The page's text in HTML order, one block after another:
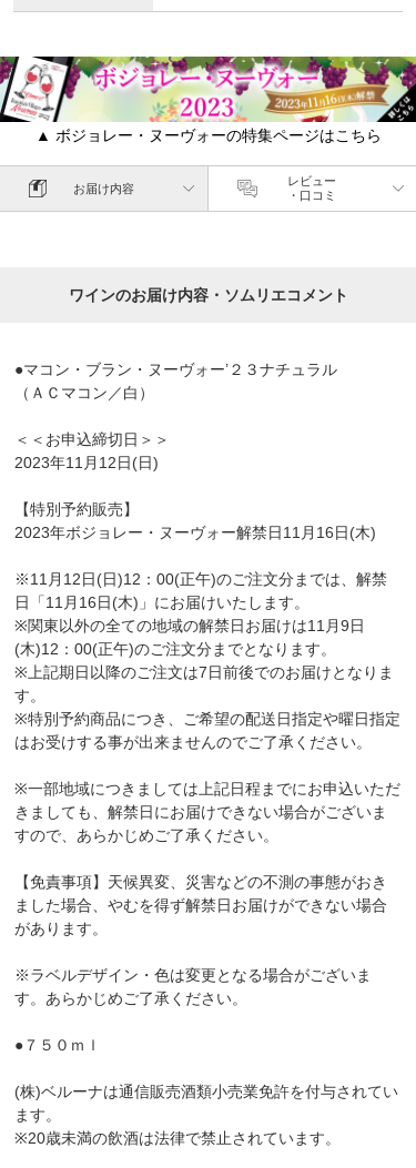
▲ ボジョレー・ヌーヴォーの特集ページはこちら
お届け内容
レビュー
・口コミ
ワインのお届け内容・ソムリエコメント
●マコン・ブラン・ヌーヴォー’２３ナチュラル
（ＡＣマコン／白）
＜＜お申込締切日＞＞
2023年11月12日(日)
【特別予約販売】
2023年ボジョレー・ヌーヴォー解禁日11月16日(木)
※11月12日(日)12：00(正午)のご注文分までは、解禁
日「11月16日(木)」にお届けいたします。
※関東以外の全ての地域の解禁日お届けは11月9日
(木)12：00(正午)のご注文分までとなります。
※上記期日以降のご注文は7日前後でのお届けとなりま
す。
※特別予約商品につき、ご希望の配送日指定や曜日指定
はお受けする事が出来ませんのでご了承ください。
※一部地域につきましては上記日程までにお申込いただ
きましても、解禁日にお届けできない場合がございま
すので、あらかじめご了承ください。
【免責事項】天候異変、災害などの不測の事態がおき
ました場合、やむを得ず解禁日お届けができない場合
があります。
※ラベルデザイン・色は変更となる場合がございま
す。あらかじめご了承ください。
●７５０ｍｌ
(株)ベルーナは通信販売酒類小売業免許を付与されてい
ます。
※20歳未満の飲酒は法律で禁止されています。